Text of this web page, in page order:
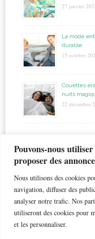
Pouvons-nous
proposer des
Nous utilisons des cookies
navigation, diffuser des
analyser notre trafic. Nos
utiliseront des cookies pour
et les personnaliser.
27 janvier
La mode
durable
15 octobre
Couettes
nuits
22 décembre
accouchement
bronchiolite bébé
coiffure crèche dents de lait
gateau
jumeaux